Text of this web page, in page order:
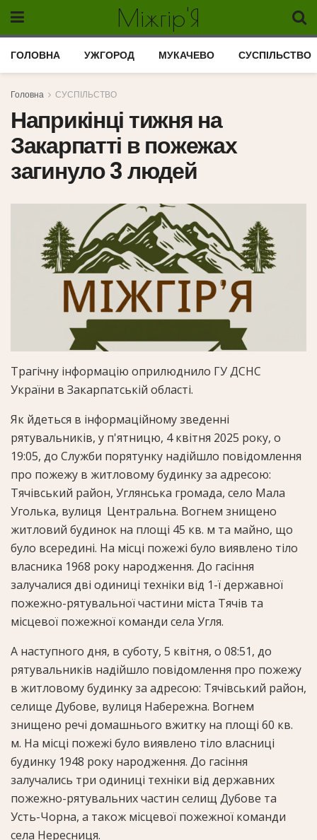
Міжгір'Я
ГОЛОВНА УЖГОРОД МУКАЧЕВО СУСПІЛЬСТВО
Головна СУСПІЛЬСТВО
Наприкінці тижня на
Закарпатті в пожежах
загинуло 3 людей
Трагічну інформацію оприлюднило ГУ ДСНС
України в Закарпатській області.
Як йдеться в інформаційному зведенні
рятувальників, у п'ятницю, 4 квітня 2025 року, о
19:05, до Служби порятунку надійшло повідомлення
про пожежу в житловому будинку за адресою:
Тячівський район, Углянська громада, село Мала
Уголька, вулиця Центральна. Вогнем знищено
житловий будинок на площі 45 кв. м та майно, що
було всередині. На місці пожежі було виявлено тіло
власника 1968 року народження. До гасіння
залучалися дві одиниці техніки від 1-ї державної
пожежно-рятувальної частини міста Тячів та
місцевої пожежної команди села Угля.
А наступного дня, в суботу, 5 квітня, о 08:51, до
рятувальників надійшло повідомлення про пожежу
в житловому будинку за адресою: Тячівський район,
селище Дубове, вулиця Набережна. Вогнем
знищено речі домашнього вжитку на площі 60 кв.
м. На місці пожежі було виявлено тіло власниці
будинку 1948 року народження. До гасіння
залучались три одиниці техніки від державних
пожежно-рятувальних частин селищ Дубове та
Усть-Чорна, а також місцевої пожежної команди
села Нересниця.